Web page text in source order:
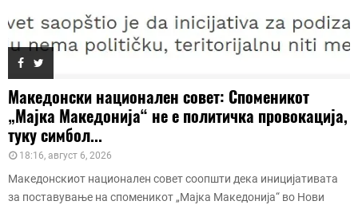
Македонски национален совет: Споменикот
„Мајка Македонија“ не е политичка провокација,
туку симбол...
18:16, август 6, 2026
Македонскиот национален совет соопшти дека иницијативата
за поставување на споменикот „Мајка Македонија“ во Нови